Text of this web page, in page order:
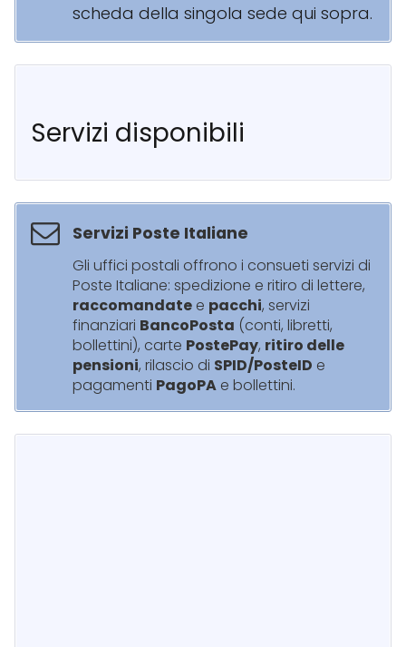
scheda della singola sede qui sopra.
Servizi disponibili
Servizi Poste Italiane
Gli uffici postali offrono i consueti servizi di
Poste Italiane: spedizione e ritiro di lettere,
raccomandate e pacchi, servizi
finanziari BancoPosta (conti, libretti,
bollettini), carte PostePay, ritiro delle
pensioni, rilascio di SPID/PosteID e
pagamenti PagoPA e bollettini.